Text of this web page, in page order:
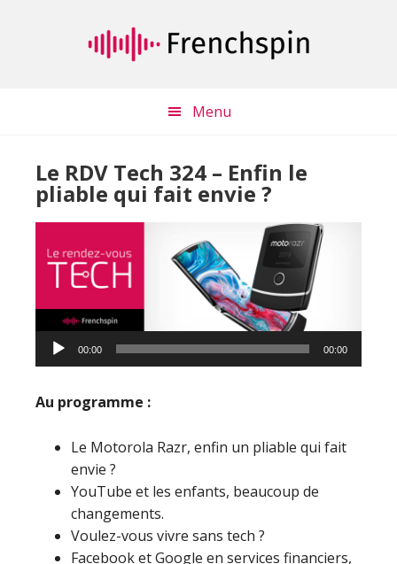
Menu
Le RDV Tech 324 – Enfin le
pliable qui fait envie ?
Lecteur
audio
00:00 00:00
Au programme :
Le Motorola Razr, enfin un pliable qui fait
envie ?
YouTube et les enfants, beaucoup de
changements.
Voulez-vous vivre sans tech ?
Facebook et Google en services financiers,